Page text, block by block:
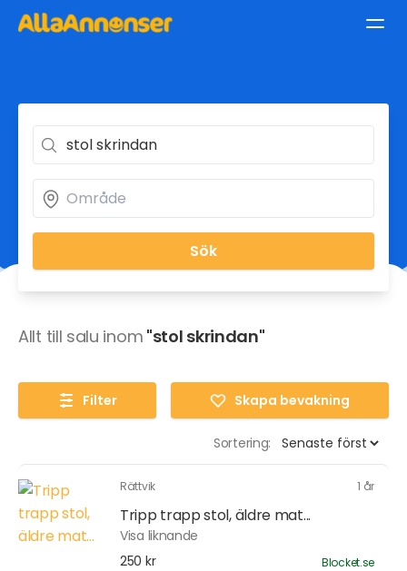
Sök
Allt till salu inom "stol skrindan"
Filter Skapa bevakning
Sortering:
Rättvik 1 år
Tripp trapp stol, äldre mat...
Visa liknande
250 kr
Blocket.se